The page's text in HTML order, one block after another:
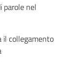
parole nel
il collegamento